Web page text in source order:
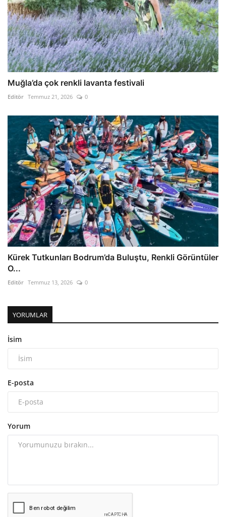
Muğla’da çok renkli lavanta festivali
Editör Temmuz 21, 2026 0
Kürek Tutkunları Bodrum’da Buluştu, Renkli Görüntüler
O...
Editör Temmuz 13, 2026 0
YORUMLAR
İsim
E-posta
Yorum